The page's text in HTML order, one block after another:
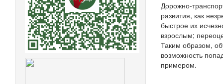
Дорожно-
развития, как
быстрое их
взрослым;
Таким образом,
возможность
примером.